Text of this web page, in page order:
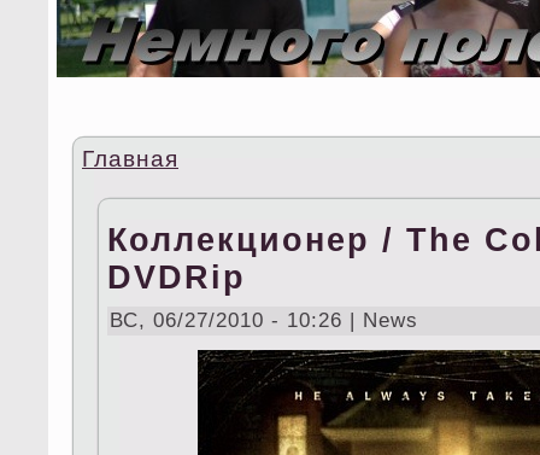
Главная
Коллекционер / The
DVDRip
ВС, 06/27/2010 - 10:26 | News